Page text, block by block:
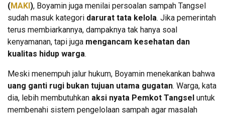
(MAKI), Boyamin juga menilai persoalan sampah Tangsel
sudah masuk kategori darurat tata kelola. Jika pemerintah
terus membiarkannya, dampaknya tak hanya soal
kenyamanan, tapi juga mengancam kesehatan dan
kualitas hidup warga.
Meski menempuh jalur hukum, Boyamin menekankan bahwa
uang ganti rugi bukan tujuan utama gugatan. Warga, kata
dia, lebih membutuhkan aksi nyata Pemkot Tangsel untuk
membenahi sistem pengelolaan sampah agar masalah